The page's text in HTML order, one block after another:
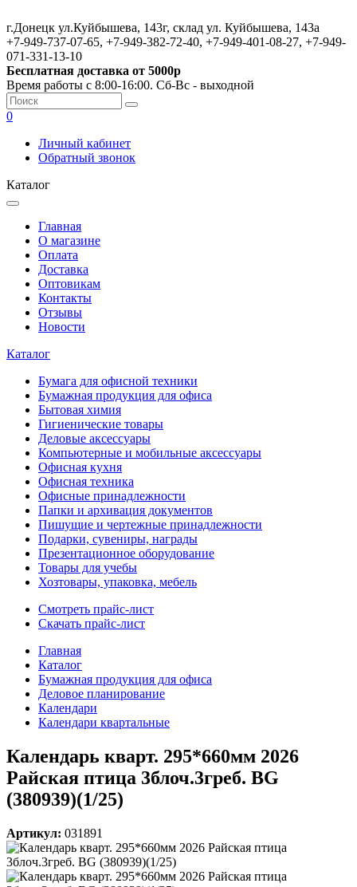
г.Донецк ул.Куйбышева, 143г, склад ул. Куйбышева, 143а
+7-949-737-07-65, +7-949-382-72-40, +7-949-401-08-27, +7-949-
071-331-13-10
Бесплатная доставка от 5000р
Время работы с 8:00-16:00. Сб-Вс - выходной
0
Личный кабинет
Обратный звонок
Каталог
Главная
О магазине
Оплата
Доставка
Оптовикам
Контакты
Отзывы
Новости
Каталог
Бумага для офисной техники
Бумажная продукция для офиса
Бытовая химия
Гигиенические товары
Деловые аксессуары
Компьютерные и мобильные аксессуары
Офисная кухня
Офисная техника
Офисные принадлежности
Папки и архивация документов
Пишущие и чертежные принадлежности
Подарки, сувениры, награды
Презентационное оборудование
Товары для учебы
Хозтовары, упаковка, мебель
Смотреть прайс-лист
Скачать прайс-лист
Главная
Каталог
Бумажная продукция для офиса
Деловое планирование
Календари
Календари квартальные
Календарь кварт. 295*660мм 2026
Райская птица 3блоч.3греб. BG
(380939)(1/25)
Артикул: 031891